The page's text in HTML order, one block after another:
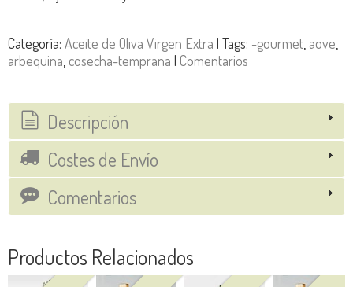
Categoría: Aceite de Oliva Virgen Extra | Tags: -gourmet aove
arbequina cosecha-temprana | Comentarios
Descripción
Costes de Envío
Comentarios
Productos Relacionados